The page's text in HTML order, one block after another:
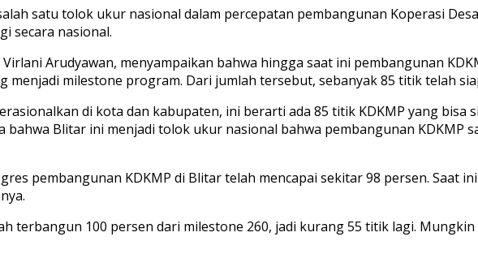
satu tolok ukur nasional dalam percepatan pembangunan Koperasi
secara nasional.
Arudyawan, menyampaikan bahwa hingga saat ini pembangunan
milestone program. Dari jumlah tersebut, sebanyak 85 titik telah
di kota dan kabupaten, ini berarti ada 85 titik KDKMP yang bisa
Blitar ini menjadi tolok ukur nasional bahwa pembangunan KDKMP
pembangunan KDKMP di Blitar telah mencapai sekitar 98 persen. Saat
terbangun 100 persen dari milestone 260, jadi kurang 55 titik lagi.